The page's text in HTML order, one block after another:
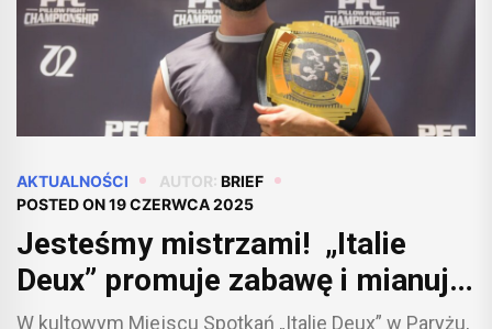
AKTUALNOŚCI AUTOR: BRIEF
POSTED ON19 CZERWCA 2025
Jesteśmy mistrzami! „Italie
Deux” promuje zabawę i mianuje
Jean-Pierre’a Abriala pierwszym
W kultowym Miejscu Spotkań „Italie Deux” w Paryżu,